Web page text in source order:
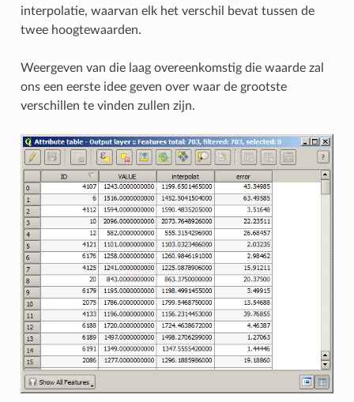
interpolatie, waarvan elk het verschil bevat tussen de
twee hoogtewaarden.
Weergeven van die laag overeenkomstig die waarde zal
ons een eerste idee geven over waar de grootste
verschillen te vinden zullen zijn.